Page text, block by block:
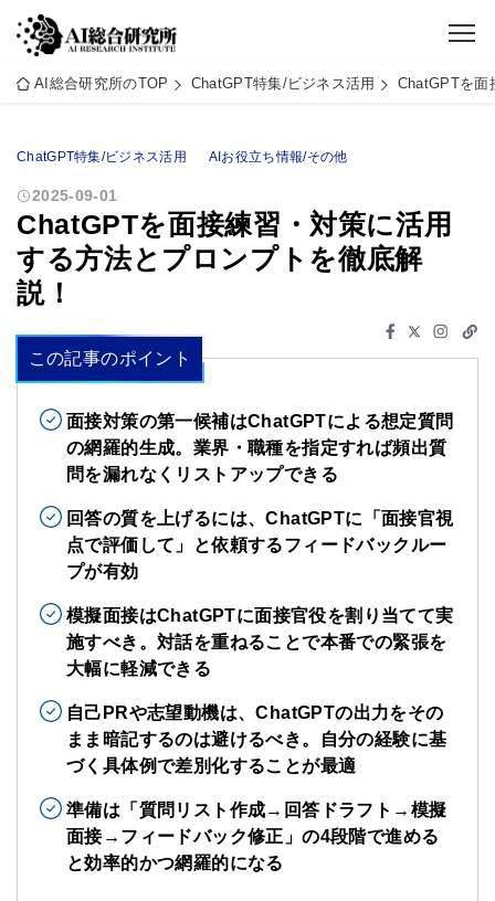
AI総合研究所のTOP ChatGPT特集/ビジネス活用 ChatGPTを面
ChatGPT特集/ビジネス活用 AIお役立ち情報/その他
2025-09-01
ChatGPTを面接練習・対策に活用
する方法とプロンプトを徹底解
説！
この記事のポイント
面接対策の第一候補はChatGPTによる想定質問
の網羅的生成。業界・職種を指定すれば頻出質
問を漏れなくリストアップできる
回答の質を上げるには、ChatGPTに「面接官視
点で評価して」と依頼するフィードバックルー
プが有効
模擬面接はChatGPTに面接官役を割り当てて実
施すべき。対話を重ねることで本番での緊張を
大幅に軽減できる
自己PRや志望動機は、ChatGPTの出力をその
まま暗記するのは避けるべき。自分の経験に基
づく具体例で差別化することが最適
準備は「質問リスト作成→回答ドラフト→模擬
面接→フィードバック修正」の4段階で進める
と効率的かつ網羅的になる